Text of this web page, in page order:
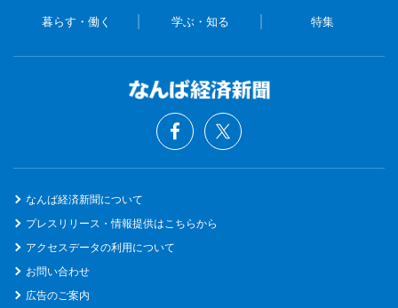
暮らす・働く 学ぶ・知る 特集
なんば経済新聞について
プレスリリース・情報提供はこちらから
アクセスデータの利用について
お問い合わせ
広告のご案内